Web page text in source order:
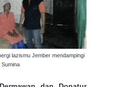
lazismu Jember mendampingi
Sumina